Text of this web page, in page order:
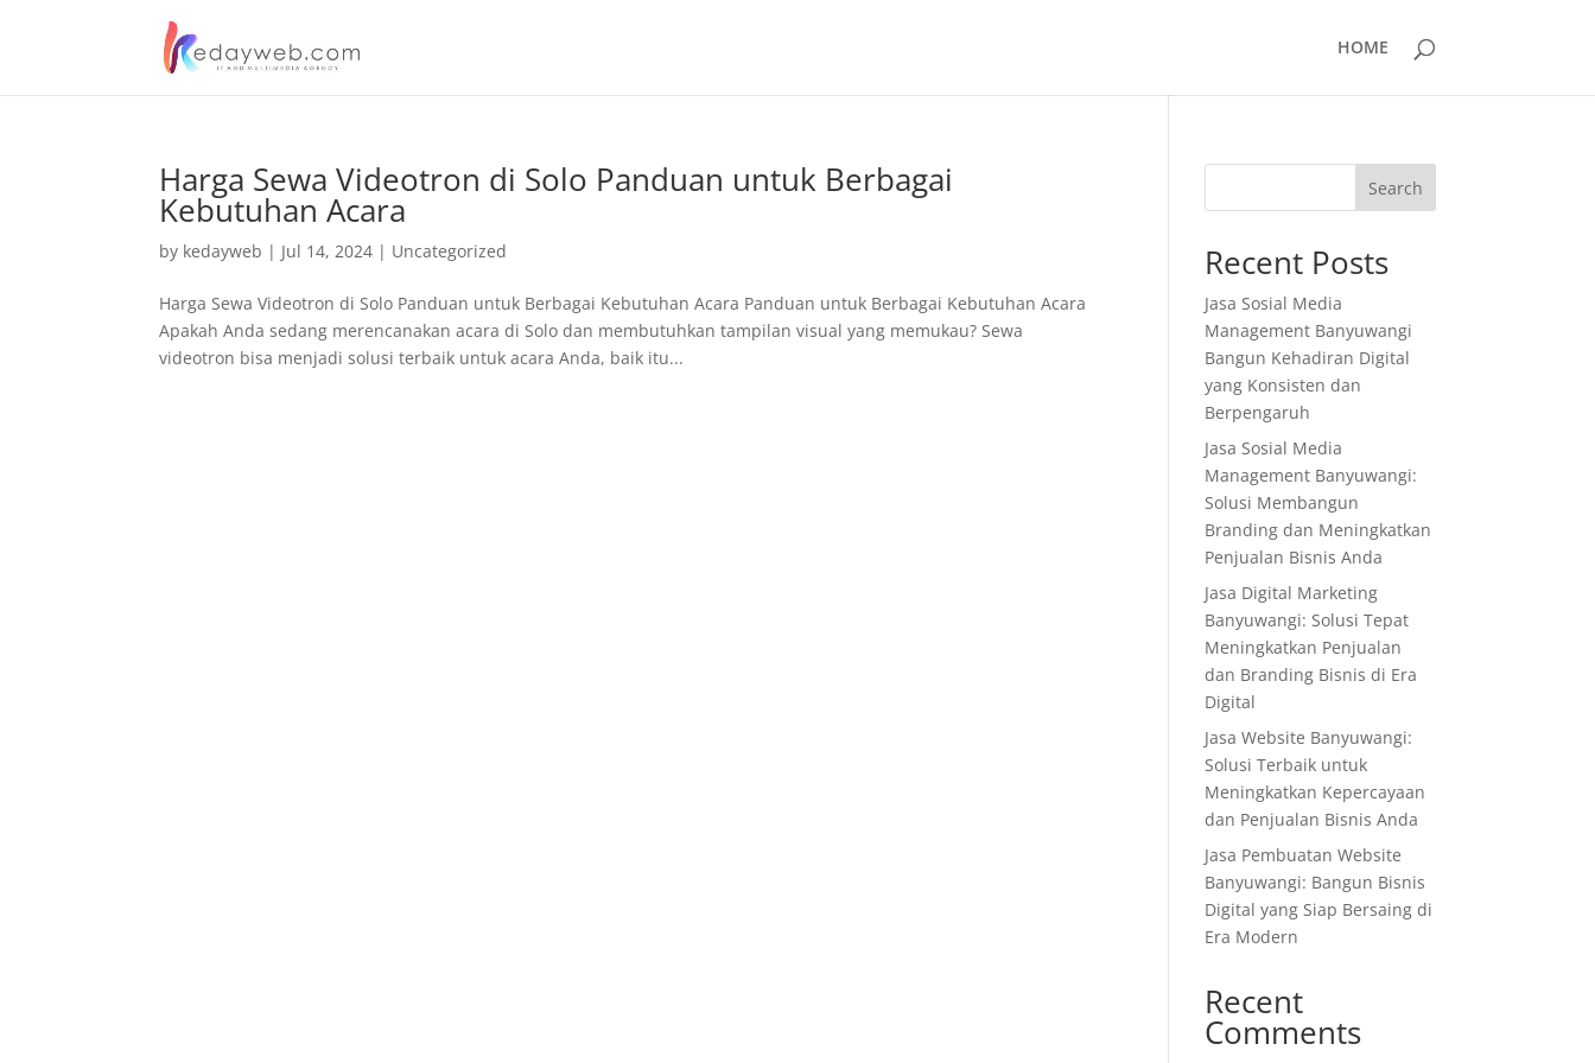
HOME
Harga Sewa Videotron di Solo Panduan untuk Berbagai
Kebutuhan Acara
by kedayweb | Jul 14, 2024 | Uncategorized
Harga Sewa Videotron di Solo Panduan untuk Berbagai Kebutuhan Acara Panduan untuk Berbagai Kebutuhan Acara
Apakah Anda sedang merencanakan acara di Solo dan membutuhkan tampilan visual yang memukau? Sewa
videotron bisa menjadi solusi terbaik untuk acara Anda, baik itu...
Search
Recent Posts
Jasa Sosial Media
Management Banyuwangi
Bangun Kehadiran Digital
yang Konsisten dan
Berpengaruh
Jasa Sosial Media
Management Banyuwangi:
Solusi Membangun
Branding dan Meningkatkan
Penjualan Bisnis Anda
Jasa Digital Marketing
Banyuwangi: Solusi Tepat
Meningkatkan Penjualan
dan Branding Bisnis di Era
Digital
Jasa Website Banyuwangi:
Solusi Terbaik untuk
Meningkatkan Kepercayaan
dan Penjualan Bisnis Anda
Jasa Pembuatan Website
Banyuwangi: Bangun Bisnis
Digital yang Siap Bersaing di
Era Modern
Recent
Comments